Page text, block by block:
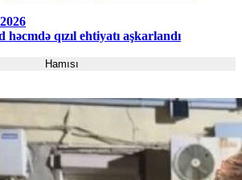
qızıl ehtiyatı aşkarlandı
Hamısı